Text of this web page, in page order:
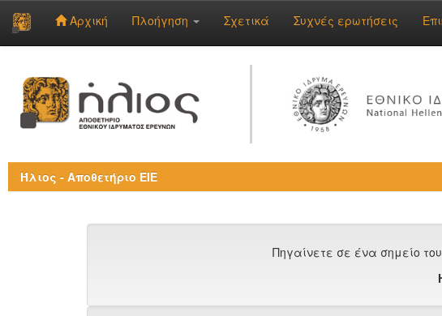
navigation
Αρχική Πλοήγηση Σχετικά Συχνές ερωτήσεις
Ήλιος - Αποθετήριο ΕΙΕ
Πηγαίνετε σε ένα σημείο